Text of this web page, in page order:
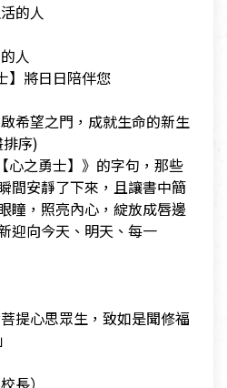
的人
人
】將日日陪伴您
希望之門，成就生命的新生
序)
心之勇士】》的字句，那些
間安靜了下來，且讓書中簡
瞳，照亮內心，綻放成唇邊
迎向今天、明天、每一
提心思眾生，致如是聞修福